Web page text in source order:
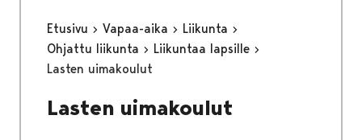
Etusivu Vapaa-aika
Liikunta
Ohjattu liikunta
Liikuntaa lapsille
Lasten uimakoulut
Lasten uimakoulut